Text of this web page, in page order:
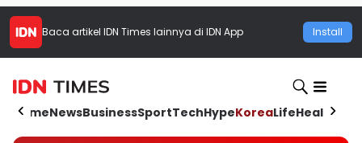
Baca artikel IDN Times lainnya di IDN App Install
HomeNewsBusinessSportTechHypeKoreaLifeHealth